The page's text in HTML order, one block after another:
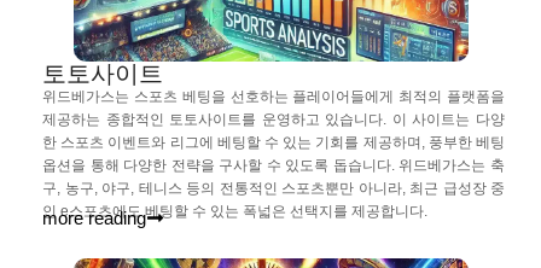
토토사이트
위드베가스는 스포츠 베팅을 선호하는 플레이어들에게 최적의 플랫폼을
제공하는 종합적인 토토사이트를 운영하고 있습니다. 이 사이트는 다양
한 스포츠 이벤트와 리그에 베팅할 수 있는 기회를 제공하며, 풍부한 베팅
옵션을 통해 다양한 전략을 구사할 수 있도록 돕습니다. 위드베가스는 축
구, 농구, 야구, 테니스 등의 전통적인 스포츠뿐만 아니라, 최근 급성장 중
인 e스포츠에도 베팅할 수 있는 폭넓은 선택지를 제공합니다.
more reading